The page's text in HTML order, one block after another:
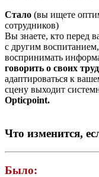
Стало (вы ищете
сотрудников)
Вы знаете, кто перед
с другим
воспринимать
говорить о своих
адаптироваться к
сцену выходит
Opticpoint.
Что изменится,
Было: